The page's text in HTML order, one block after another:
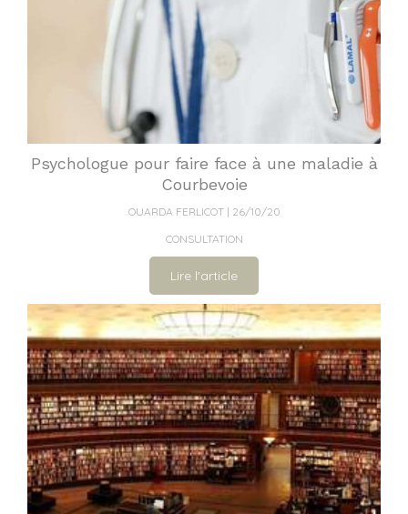
Psychologue pour faire face à une maladie à
Courbevoie
OUARDA FERLICOT
26/10/20
CONSULTATION
Lire l'article